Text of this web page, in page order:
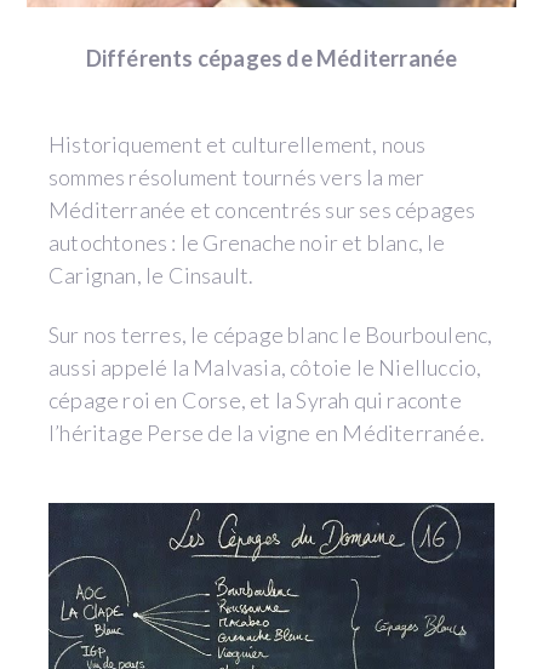
Différents cépages de Méditerranée
Historiquement et culturellement, nous
sommes résolument tournés vers la mer
Méditerranée et concentrés sur ses cépages
autochtones : le Grenache noir et blanc, le
Carignan, le Cinsault.
Sur nos terres, le cépage blanc le Bourboulenc,
aussi appelé la Malvasia, côtoie le Nielluccio,
cépage roi en Corse, et la Syrah qui raconte
l’héritage Perse de la vigne en Méditerranée.